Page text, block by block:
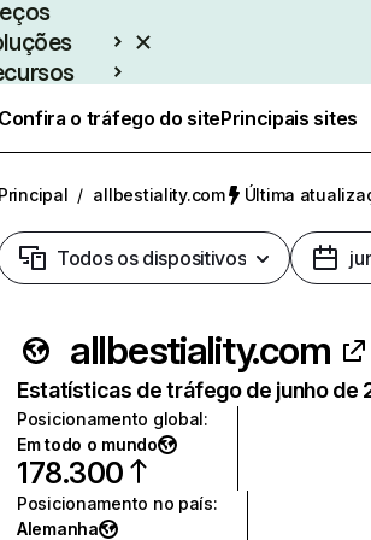
Confira o tráfego do sitePrincipais sites
Principal / allbestiality.com Última
Todos os dispositivos
allbestiality.com
Estatísticas de tráfego de junho de
Posicionamento global:
Em todo o mundo
178.300
Posicionamento no país:
Alemanha